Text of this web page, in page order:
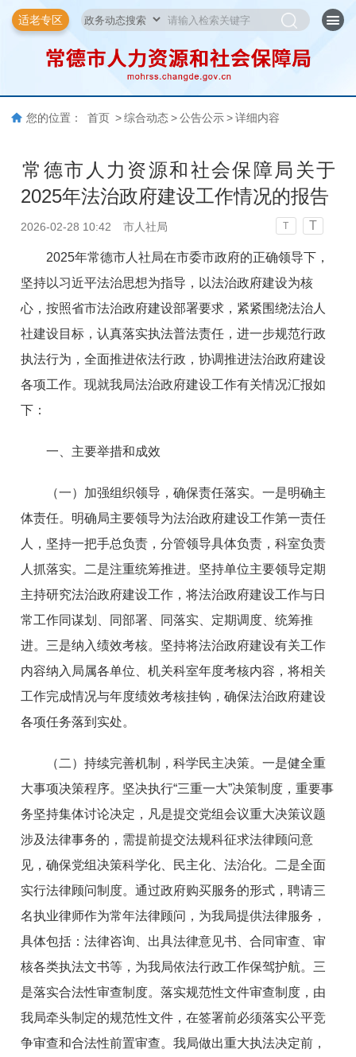
适老专区
您的位置： 首页 > 综合动态 > 公告公示 > 详细内容
​常德市人力资源和社会保障局关于
2025年法治政府建设工作情况的报告
2026-02-28 10:42 市人社局 T T
2025年常德市人社局在市委市政府的正确领导下，
坚持以习近平法治思想为指导，以法治政府建设为核
心，按照省市法治政府建设部署要求，紧紧围绕法治人
社建设目标，认真落实执法普法责任，进一步规范行政
执法行为，全面推进依法行政，协调推进法治政府建设
各项工作。现就我局法治政府建设工作有关情况汇报如
下：
一、主要举措和成效
（一）加强组织领导，确保责任落实。一是明确主
体责任。明确局主要领导为法治政府建设工作第一责任
人，坚持一把手总负责，分管领导具体负责，科室负责
人抓落实。二是注重统筹推进。坚持单位主要领导定期
主持研究法治政府建设工作，将法治政府建设工作与日
常工作同谋划、同部署、同落实、定期调度、统筹推
进。三是纳入绩效考核。坚持将法治政府建设有关工作
内容纳入局属各单位、机关科室年度考核内容，将相关
工作完成情况与年度绩效考核挂钩，确保法治政府建设
各项任务落到实处。
（二）持续完善机制，科学民主决策。一是健全重
大事项决策程序。坚决执行“三重一大”决策制度，重要事
务坚持集体讨论决定，凡是提交党组会议重大决策议题
涉及法律事务的，需提前提交法规科征求法律顾问意
见，确保党组决策科学化、民主化、法治化。二是全面
实行法律顾问制度。通过政府购买服务的形式，聘请三
名执业律师作为常年法律顾问，为我局提供法律服务，
具体包括：法律咨询、出具法律意见书、合同审查、审
核各类执法文书等，为我局依法行政工作保驾护航。三
是落实合法性审查制度。落实规范性文件审查制度，由
我局牵头制定的规范性文件，在签署前必须落实公平竞
争审查和合法性前置审查。我局做出重大执法决定前，